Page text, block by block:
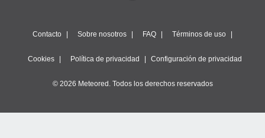
Contacto Sobre nosotros FAQ Términos de uso
Cookies Política de privacidad Configuración de privacidad
© 2026 Meteored. Todos los derechos reservados